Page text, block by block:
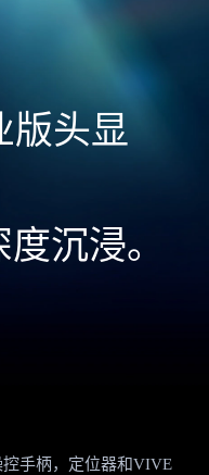
版头显
沉浸。
手柄，定位器和VIVE